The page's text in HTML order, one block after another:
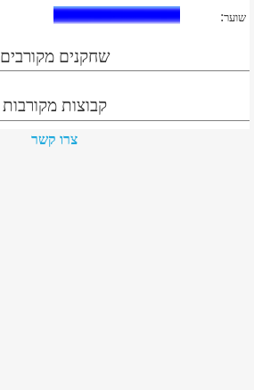
שוער:
שחקנים מקורבים
קבוצות מקורבות
צרו קשר